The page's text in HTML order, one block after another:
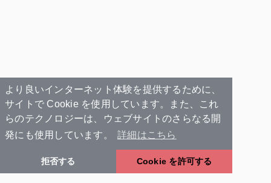
より良いインターネット体験を提供するために、
サイトで Cookie を使用しています。また、これ
らのテクノロジーは、ウェブサイトのさらなる開
発にも使用しています。
詳細はこちら
拒否する Cookie を許可する